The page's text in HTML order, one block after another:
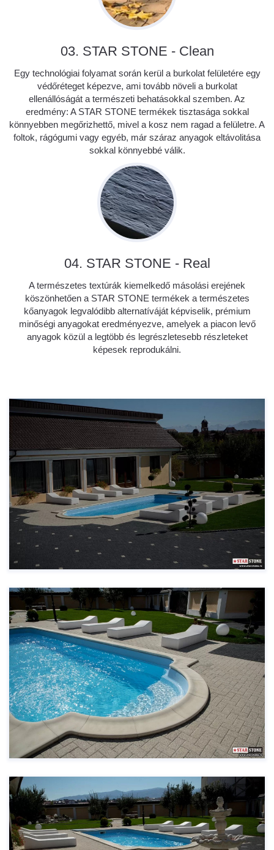
03. STAR STONE - Clean
Egy technológiai folyamat során kerül a burkolat felületére egy
védőréteget képezve, ami tovább növeli a burkolat
ellenállóságát a természeti behatásokkal szemben. Az
eredmény: A STAR STONE termékek tisztasága sokkal
könnyebben megőrizhettő, mivel a kosz nem ragad a felületre. A
foltok, rágógumi vagy egyéb, már száraz anyagok eltávolitása
sokkal könnyebbé válik.
04. STAR STONE - Real
A természetes textúrák kiemelkedő másolási erejének
köszönhetően a STAR STONE termékek a természetes
kőanyagok legvalódibb alternatíváját képviselik, prémium
minőségi anyagokat eredményezve, amelyek a piacon levő
anyagok közül a legtöbb és legrészletesebb részleteket
képesek reprodukálni.